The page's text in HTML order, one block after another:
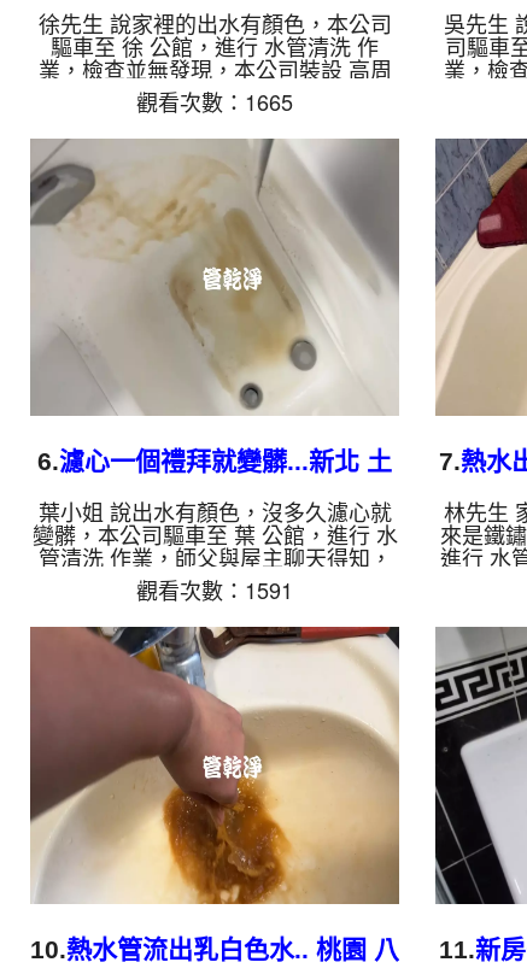
區 精誠路 水管清洗
徐先生 說家裡的出水有顏色，本公司
驅車至 徐 公館，進行 水管清洗 作
業，檢查並無發現，本公司裝設 高周
波水管清洗機，注入 檸檬酸 至水管，
等了約15分，開啟 水管清洗機 ，啟動
螺旋波 模式，一洗水管就流出白色報
沫髒水，忽然變成泥水，看起來就像是
冬瓜茶，兩個多小時後，出水變乾淨水
量也變大了。 如是自來水，如水管老
化，會產生鐵鏽跟泥沙堆積，洗出來的
水就會是咖啡色，地下水含有氧化錳，
管壁上會結成黑色管垢，洗出來的水會
跟石油一樣黑，有些洗出綠色的水，是
因為裡面有銅的物質，生鏽產生銅綠，
如是藍色...
觀看次數：1665
吳先生
司驅車
業，檢
波水管
等了約
螺旋波
還掉出
力脆片
水出水
水管老
出來的
化錳，
的水會
水，是
6.濾心一個禮拜就變髒...新北 土
城 立德路 清洗水管
葉小姐 說出水有顏色，沒多久濾心就
變髒，本公司驅車至 葉 公館，進行 水
管清洗 作業，師父與屋主聊天得知，
上個禮拜才請別家來洗過水管，本公司
裝設 高周波水管清洗機，注入 檸檬酸
至水管，等了約15分，開啟 水管清洗
機 ，啟動 螺旋波 模式，剛洗水管就流
出銹水，屋主整個傻眼，四個多小時
後，出水變乾淨出水量也變大了。 如
是自來水，如水管老化，會產生鐵鏽跟
泥沙堆積，洗出來的水就會是咖啡色，
地下水含有氧化錳，管壁上會結成黑色
管垢，洗出來的水會跟石油一樣黑，有
些洗出綠色的水，是因為裡面有銅的物
質，生...
觀看次數：1591
7.熱水
林先生
來是鐵
進行 水
本公司
檸檬酸
管清洗
管就流
小時後
如是自
跟泥沙
色，地
黑色管
黑，有
銅的物
10.熱水管流出乳白色水.. 桃園 八 11.新